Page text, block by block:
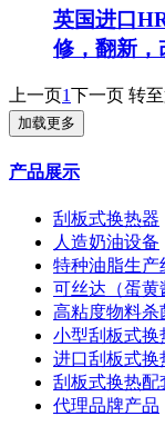
英国进口
修，翻新，
上一页1下一页 转
加载更多
产品展示
刮板式换热器
人造奶油设备
特种油脂生产
可丝达（蛋黄
高粘度物料杀
小型刮板式换
进口刮板式换
刮板式换热配
代理品牌产品